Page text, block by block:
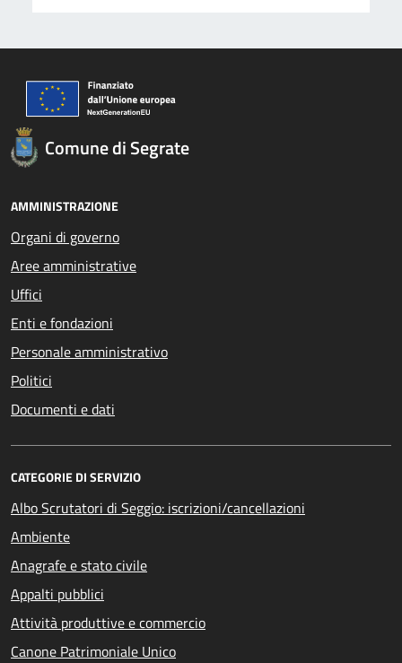
Comune di Segrate
AMMINISTRAZIONE
Organi di governo
Aree amministrative
Uffici
Enti e fondazioni
Personale amministrativo
Politici
Documenti e dati
CATEGORIE DI SERVIZIO
Albo Scrutatori di Seggio: iscrizioni/cancellazioni
Ambiente
Anagrafe e stato civile
Appalti pubblici
Attività produttive e commercio
Canone Patrimoniale Unico